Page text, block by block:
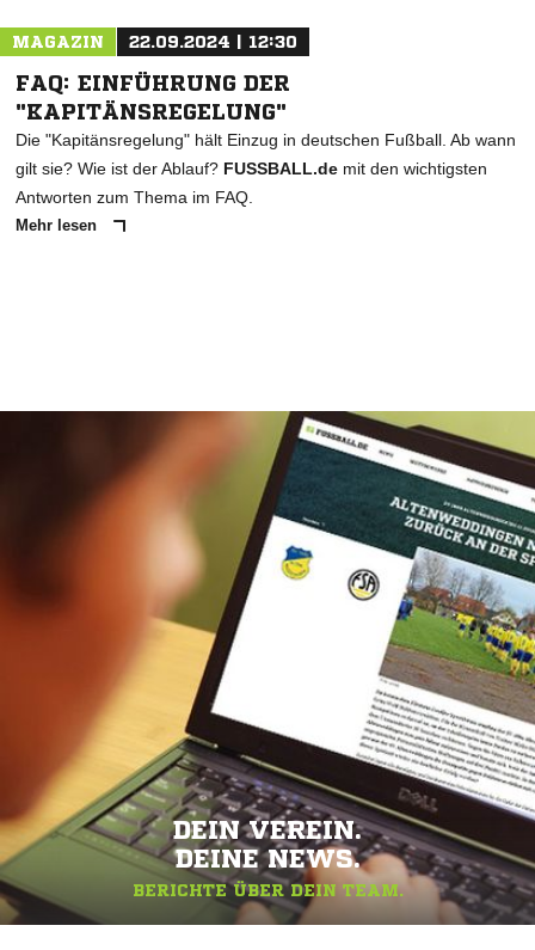
MAGAZIN 22.09.2024 | 12:30
FAQ: EINFÜHRUNG DER
"KAPITÄNSREGELUNG"
Die "Kapitänsregelung" hält Einzug in deutschen Fußball. Ab wann
gilt sie? Wie ist der Ablauf? FUSSBALL.de mit den wichtigsten
Antworten zum Thema im FAQ.
Mehr lesen
DEIN VEREIN.
DEINE NEWS.
BERICHTE ÜBER DEIN TEAM.